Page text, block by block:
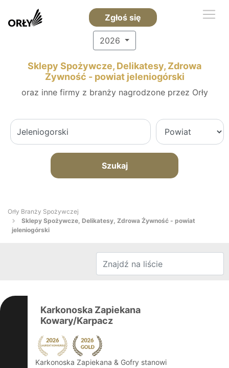
Zgłoś się
2026
Sklepy Spożywcze, Delikatesy, Zdrowa
Żywność - powiat jeleniogórski
oraz inne firmy z branży nagrodzone przez Orły
Szukaj
Orły Branży Spożywczej
Sklepy Spożywcze, Delikatesy, Zdrowa Żywność - powiat
jeleniogórski
Karkonoska Zapiekana
Kowary/Karpacz
Karkonoska Zapiekana & Gofry stanowi